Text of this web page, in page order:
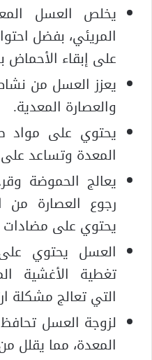
يخلص العسل
المريئي، بفضل
على إبقاء الأحماض
يعزز العسل من
والعصارة المعدية.
يحتوي على مواد
المعدة وتساعد
يعالج الحموضة
رجوع العصارة
يحتوي على مضادات
العسل يحتوي
تغطية الأغشية
التي تعالج مشكلة
لزوجة العسل
المعدة، مما يقلل